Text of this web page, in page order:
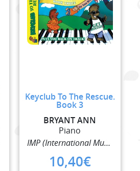
Keyclub To The Rescue.
Book 3
BRYANT ANN
Piano
IMP (International Music Publisher)
10,40€